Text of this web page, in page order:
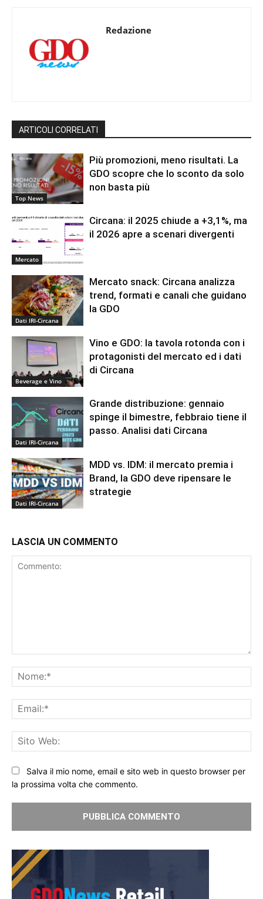
Redazione
ARTICOLI CORRELATI
Top News
Più promozioni, meno risultati. La
GDO scopre che lo sconto da solo
non basta più
Mercato
Circana: il 2025 chiude a +3,1%, ma
il 2026 apre a scenari divergenti
Dati IRI-Circana
Mercato snack: Circana analizza
trend, formati e canali che guidano
la GDO
Beverage e Vino
Vino e GDO: la tavola rotonda con i
protagonisti del mercato ed i dati
di Circana
Dati IRI-Circana
Grande distribuzione: gennaio
spinge il bimestre, febbraio tiene il
passo. Analisi dati Circana
Dati IRI-Circana
MDD vs. IDM: il mercato premia i
Brand, la GDO deve ripensare le
strategie
LASCIA UN COMMENTO
Salva il mio nome, email e sito web in questo browser per
la prossima volta che commento.